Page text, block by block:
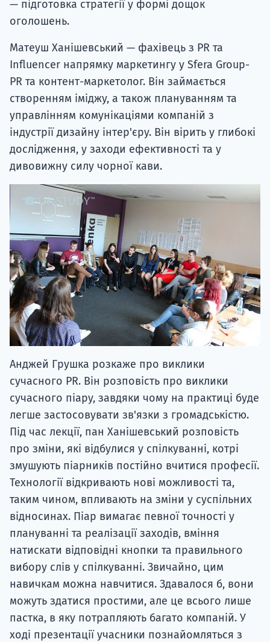
— підготовка стратегії у формі дощок
оголошень.
Матеуш Ханішевський — фахівець з PR та
Influencer напрямку маркетингу у Sfera Group-
PR та контент-маркетолог. Він займається
створенням іміджу, а також плануванням та
управлінням комунікаціями компаній з
індустрії дизайну інтер'єру. Він вірить у глибокі
дослідження, у заходи ефективності та у
дивовижну силу чорної кави.
Анджей Грушка розкаже про виклики
сучасного PR. Він розповість про виклики
сучасного піару, завдяки чому на практиці буде
легше застосовувати зв'язки з громадськістю.
Під час лекції, пан Ханішевський розповість
про зміни, які відбулися у спілкуванні, котрі
змушують піарників постійно вчитися професії.
Технології відкривають нові можливості та,
таким чином, впливають на зміни у суспільних
відносинах. Піар вимагає певної точності у
плануванні та реалізації заходів, вміння
натискати відповідні кнопки та правильного
вибору слів у спілкуванні. Звичайно, цим
навичкам можна навчитися. Здавалося б, вони
можуть здатися простими, але це всього лише
пастка, в яку потрапляють багато компаній. У
ході презентації учасники познайомляться з